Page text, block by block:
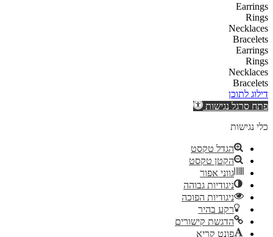
Earrings
Rings
Necklaces
Bracelets
Earrings
Rings
Necklaces
Bracelets
דילוג לתוכן
פתח סרגל נגישות
כלי נגישות
הגדל טקסט
הקטן טקסט
גווני אפור
ניגודיות גבוהה
ניגודיות הפוכה
רקע בהיר
הדגשת קישורים
פונט קריא